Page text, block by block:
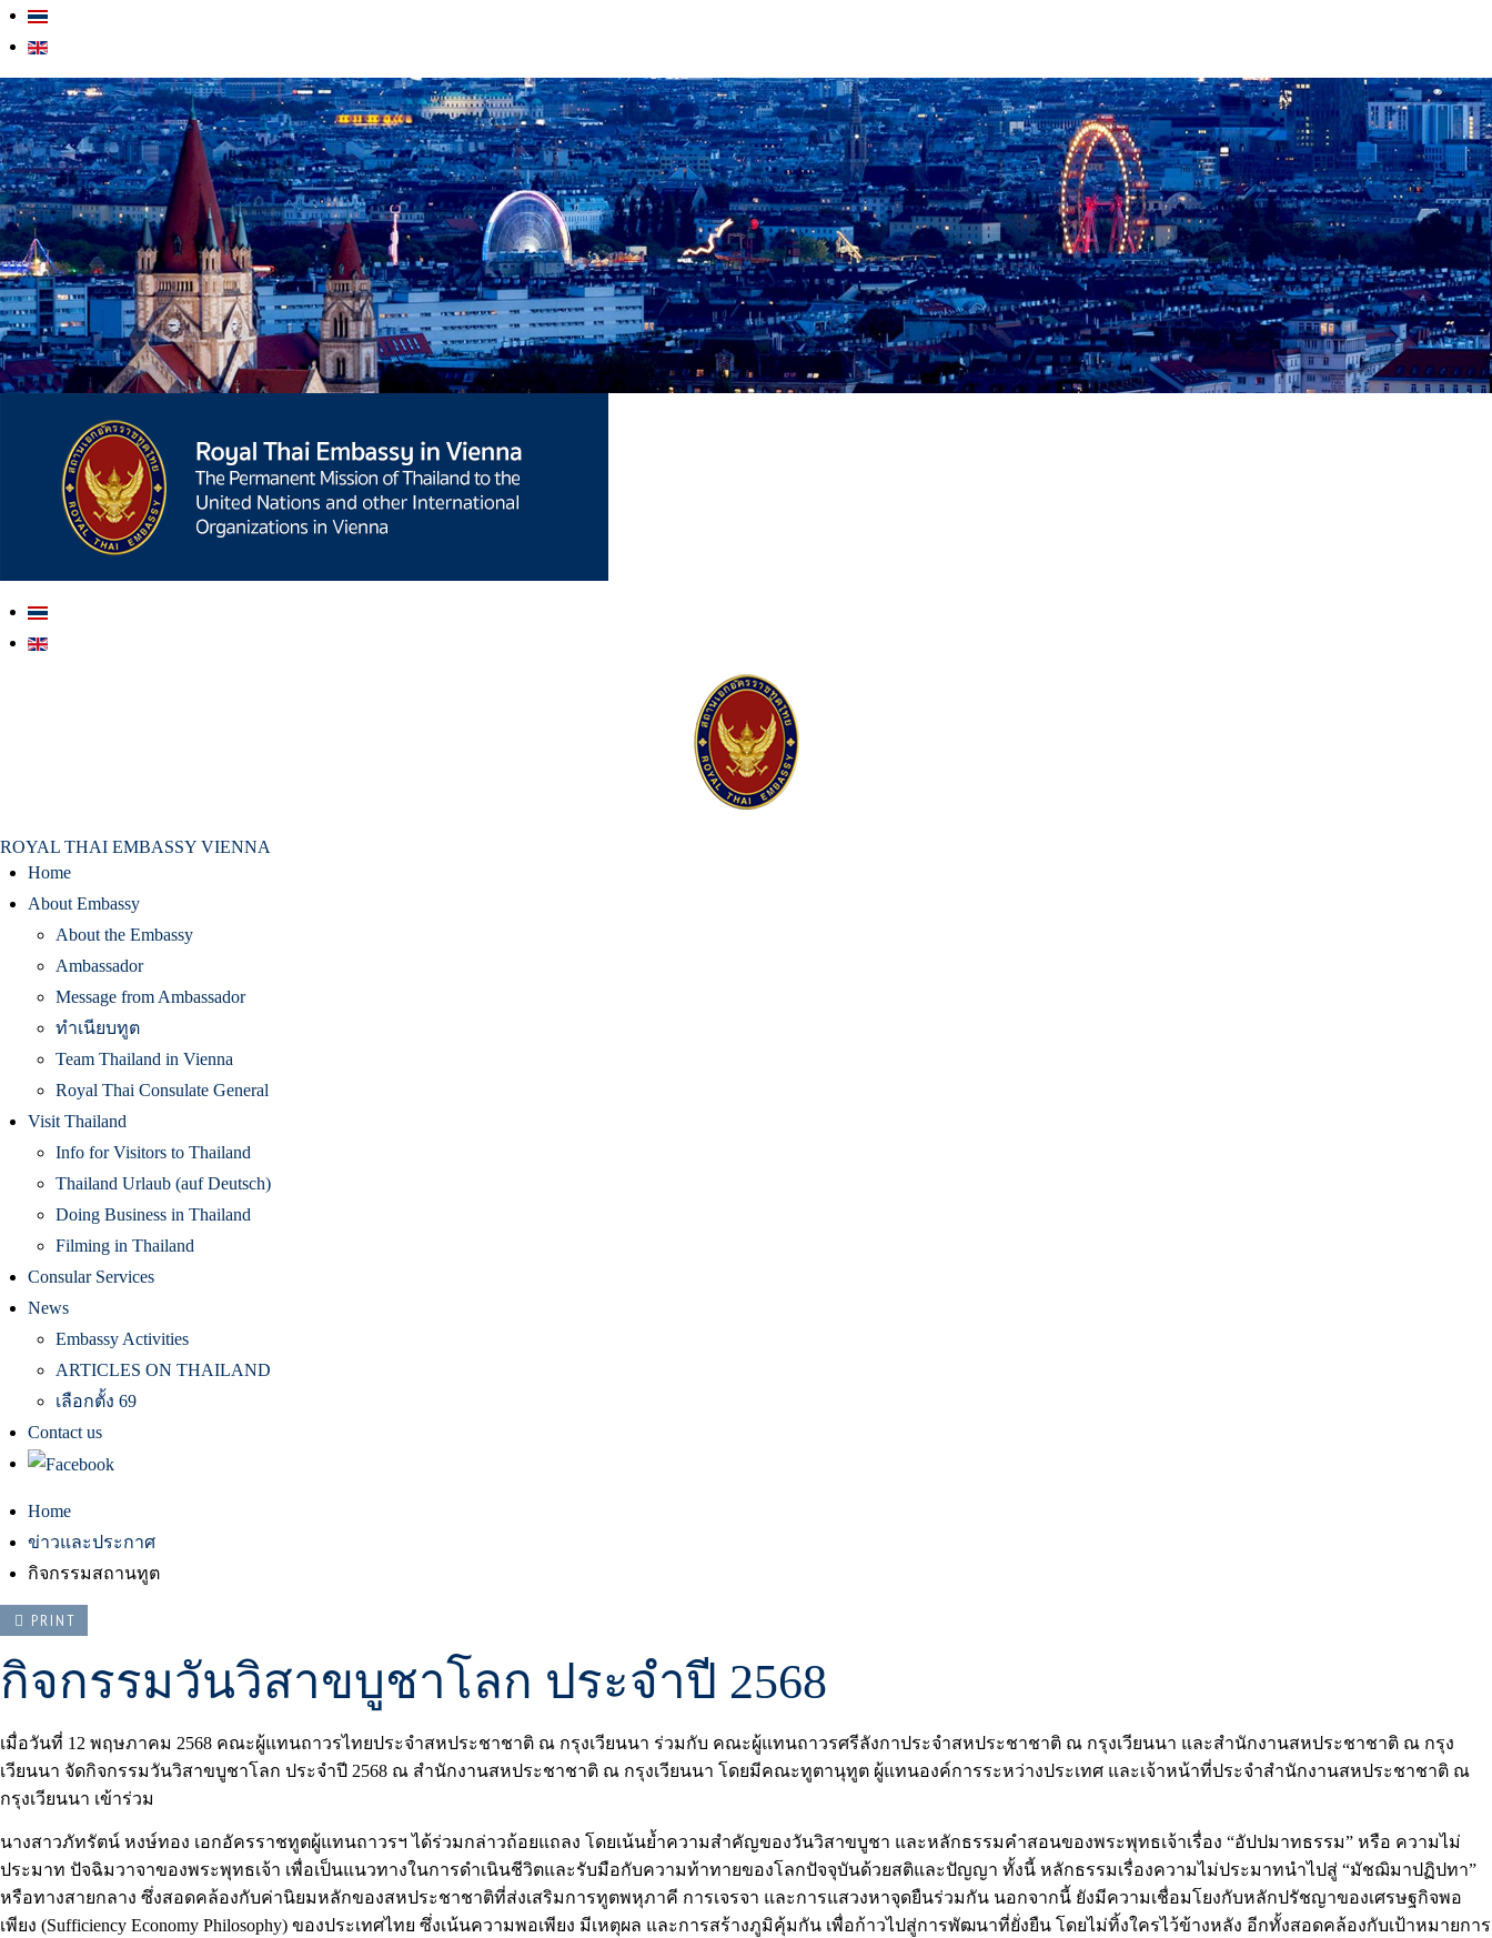
ROYAL THAI EMBASSY VIENNA
Home
About Embassy
About the Embassy
Ambassador
Message from Ambassador
ทำเนียบทูต
Team Thailand in Vienna
Royal Thai Consulate General
Visit Thailand
Info for Visitors to Thailand
Thailand Urlaub (auf Deutsch)
Doing Business in Thailand
Filming in Thailand
Consular Services
News
Embassy Activities
ARTICLES ON THAILAND
เลือกตั้ง 69
Contact us
Home
ข่าวและประกาศ
กิจกรรมสถานทูต
PRINT
กิจกรรมวันวิสาขบูชาโลก ประจำปี 2568
เมื่อวันที่ 12 พฤษภาคม 2568 คณะผู้แทนถาวรไทยประจำสหประชาชาติ ณ กรุงเวียนนา ร่วมกับ คณะผู้แทนถาวรศรีลังกาประจำสหประชาชาติ ณ กรุงเวียนนา และสำนักงานสหประชาชาติ ณ กรุง
เวียนนา จัดกิจกรรมวันวิสาขบูชาโลก ประจำปี 2568 ณ สำนักงานสหประชาชาติ ณ กรุงเวียนนา โดยมีคณะทูตานุทูต ผู้แทนองค์การระหว่างประเทศ และเจ้าหน้าที่ประจำสำนักงานสหประชาชาติ ณ
กรุงเวียนนา เข้าร่วม
นางสาวภัทรัตน์ หงษ์ทอง เอกอัครราชทูตผู้แทนถาวรฯ ได้ร่วมกล่าวถ้อยแถลง โดยเน้นย้ำความสำคัญของวันวิสาขบูชา และหลักธรรมคำสอนของพระพุทธเจ้าเรื่อง “อัปปมาทธรรม” หรือ ความไม่
ประมาท ปัจฉิมวาจาของพระพุทธเจ้า เพื่อเป็นแนวทางในการดำเนินชีวิตและรับมือกับความท้าทายของโลกปัจจุบันด้วยสติและปัญญา ทั้งนี้ หลักธรรมเรื่องความไม่ประมาทนำไปสู่ “มัชฌิมาปฏิปทา”
หรือทางสายกลาง ซึ่งสอดคล้องกับค่านิยมหลักของสหประชาชาติที่ส่งเสริมการทูตพหุภาคี การเจรจา และการแสวงหาจุดยืนร่วมกัน นอกจากนี้ ยังมีความเชื่อมโยงกับหลักปรัชญาของเศรษฐกิจพอ
เพียง (Sufficiency Economy Philosophy) ของประเทศไทย ซึ่งเน้นความพอเพียง มีเหตุผล และการสร้างภูมิคุ้มกัน เพื่อก้าวไปสู่การพัฒนาที่ยั่งยืน โดยไม่ทิ้งใครไว้ข้างหลัง อีกทั้งสอดคล้องกับเป้าหมายการ